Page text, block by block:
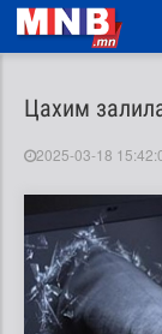
Цахим
2025-03-18